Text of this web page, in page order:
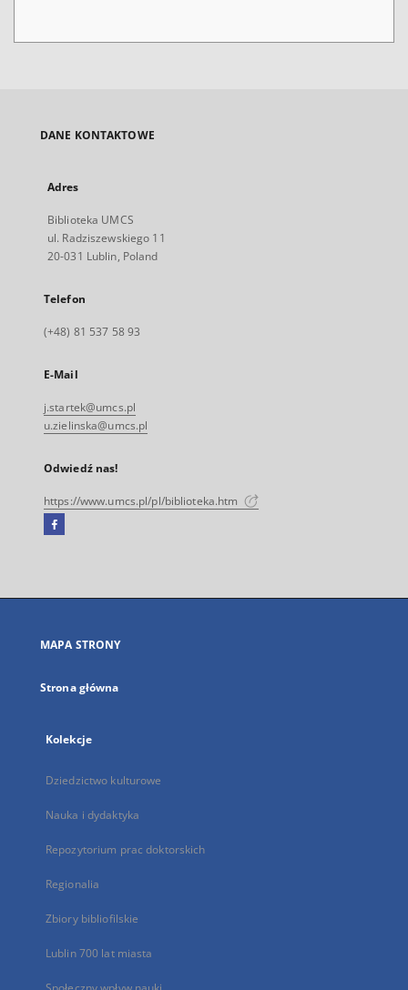
DANE KONTAKTOWE
Adres
Biblioteka UMCS
ul. Radziszewskiego 11
20-031 Lublin, Poland
Telefon
(+48) 81 537 58 93
E-Mail
j.startek@umcs.pl
u.zielinska@umcs.pl
Odwiedź nas!
https://www.umcs.pl/pl/biblioteka.htm
Facebook
się
karcie
MAPA STRONY
Strona główna
Kolekcje
Dziedzictwo kulturowe
Nauka i dydaktyka
Repozytorium prac doktorskich
Regionalia
Zbiory bibliofilskie
Lublin 700 lat miasta